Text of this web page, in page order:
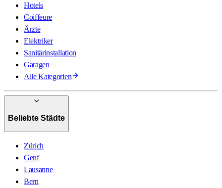
Hotels
Coiffeure
Ärzte
Elektriker
Sanitärinstallation
Garagen
Alle Kategorien
Beliebte Städte
Zürich
Genf
Lausanne
Bern